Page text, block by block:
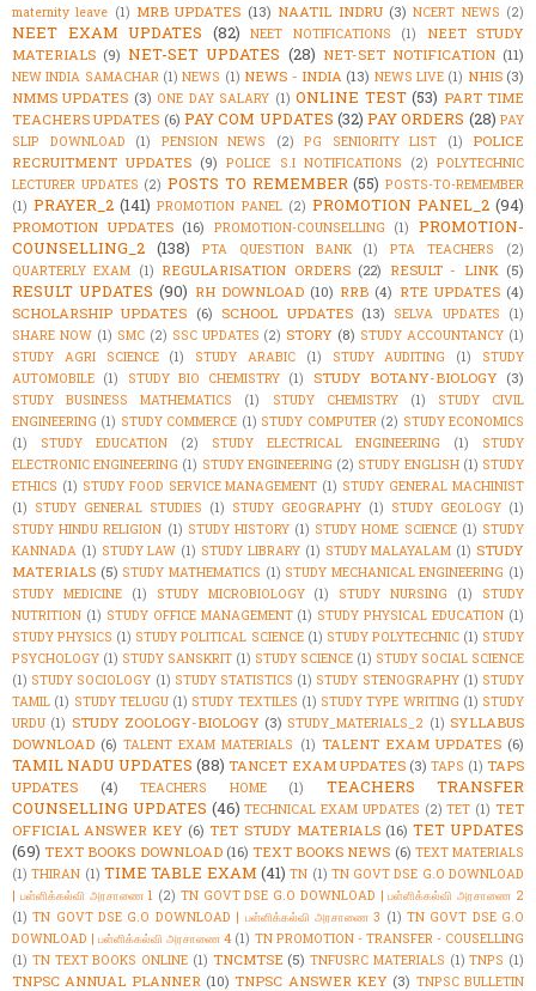
maternity leave (1) MRB UPDATES (13) NAATIL INDRU (3) NCERT NEWS (2)
NEET EXAM UPDATES (82) NEET NOTIFICATIONS (1)
NEET STUDY
MATERIALS (9) NET-SET UPDATES (28) NET-SET NOTIFICATION (11)
NEW INDIA SAMACHAR (1) NEWS (1) NEWS - INDIA (13) NEWS LIVE (1) NHIS (3)
NMMS UPDATES (3) ONE DAY SALARY (1) ONLINE TEST (53) PART TIME
TEACHERS UPDATES (6) PAY COM UPDATES (32) PAY ORDERS (28) PAY
SLIP DOWNLOAD
(1) PENSION NEWS (2) PG SENIORITY LIST (1)
POLICE
RECRUITMENT UPDATES (9) POLICE S.I NOTIFICATIONS (2) POLYTECHNIC
LECTURER UPDATES (2) POSTS TO REMEMBER (55) POSTS-TO-REMEMBER
(1) PRAYER_2 (141) PROMOTION PANEL (2) PROMOTION PANEL_2 (94)
PROMOTION UPDATES (16) PROMOTION-COUNSELLING (1)
PROMOTION-
COUNSELLING_2 (138) PTA QUESTION BANK (1) PTA TEACHERS
(2)
QUARTERLY EXAM (1) REGULARISATION ORDERS (22) RESULT - LINK (5)
RESULT UPDATES (90) RH DOWNLOAD (10) RRB (4) RTE UPDATES (4)
SCHOLARSHIP UPDATES (6) SCHOOL UPDATES (13) SELVA UPDATES
(1)
SHARE NOW (1) SMC (2) SSC UPDATES (2) STORY (8) STUDY ACCOUNTANCY (1)
STUDY AGRI SCIENCE
(1) STUDY ARABIC (1) STUDY AUDITING (1)
STUDY
AUTOMOBILE (1) STUDY BIO CHEMISTRY (1) STUDY BOTANY-BIOLOGY (3)
STUDY BUSINESS MATHEMATICS (1) STUDY CHEMISTRY (1)
STUDY CIVIL
ENGINEERING (1) STUDY COMMERCE (1) STUDY COMPUTER (2) STUDY ECONOMICS
(1)
STUDY EDUCATION (2) STUDY ELECTRICAL ENGINEERING (1)
STUDY
ELECTRONIC ENGINEERING (1) STUDY ENGINEERING (2) STUDY ENGLISH (1) STUDY
ETHICS (1) STUDY FOOD SERVICE MANAGEMENT (1) STUDY GENERAL MACHINIST
(1) STUDY GENERAL STUDIES (1) STUDY GEOGRAPHY (1) STUDY GEOLOGY (1)
STUDY HINDU RELIGION (1) STUDY HISTORY (1) STUDY HOME SCIENCE (1) STUDY
KANNADA (1) STUDY LAW (1) STUDY LIBRARY (1) STUDY MALAYALAM (1) STUDY
MATERIALS (5) STUDY MATHEMATICS (1) STUDY MECHANICAL ENGINEERING (1)
STUDY MEDICINE
(1) STUDY MICROBIOLOGY (1) STUDY NURSING (1)
STUDY
NUTRITION (1) STUDY OFFICE MANAGEMENT (1) STUDY PHYSICAL EDUCATION (1)
STUDY PHYSICS (1) STUDY POLITICAL SCIENCE (1) STUDY POLYTECHNIC (1) STUDY
PSYCHOLOGY (1) STUDY SANSKRIT (1) STUDY SCIENCE (1) STUDY SOCIAL SCIENCE
(1) STUDY SOCIOLOGY (1) STUDY STATISTICS (1) STUDY STENOGRAPHY (1) STUDY
TAMIL (1) STUDY TELUGU (1) STUDY TEXTILES (1) STUDY TYPE WRITING (1) STUDY
URDU (1) STUDY ZOOLOGY-BIOLOGY (3) STUDY_MATERIALS_2 (1) SYLLABUS
DOWNLOAD (6) TALENT EXAM MATERIALS (1) TALENT EXAM UPDATES (6)
TAMIL NADU UPDATES (88) TANCET EXAM UPDATES (3) TAPS (1) TAPS
UPDATES
(4) TEACHERS HOME (1)
TEACHERS TRANSFER
COUNSELLING UPDATES (46) TECHNICAL EXAM UPDATES (2) TET (1) TET
OFFICIAL ANSWER KEY (6) TET STUDY MATERIALS (16) TET UPDATES
(69) TEXT BOOKS DOWNLOAD (16) TEXT BOOKS NEWS (6) TEXT MATERIALS
(1) THIRAN (1) TIME TABLE EXAM (41) TN (1) TN GOVT DSE G.O DOWNLOAD
| பள்ளிக்கல்வி அரசாணை 1 (2) TN GOVT DSE G.O DOWNLOAD | பள்ளிக்கல்வி அரசாணை 2
(1) TN GOVT DSE G.O DOWNLOAD | பள்ளிக்கல்வி அரசாணை 3 (1) TN GOVT DSE G.O
DOWNLOAD | பள்ளிக்கல்வி அரசாணை 4 (1) TN PROMOTION - TRANSFER - COUSELLING
(1) TN TEXT BOOKS ONLINE (1) TNCMTSE (5) TNFUSRC MATERIALS (1) TNPS (1)
TNPSC ANNUAL PLANNER (10) TNPSC ANSWER KEY (3) TNPSC BULLETIN